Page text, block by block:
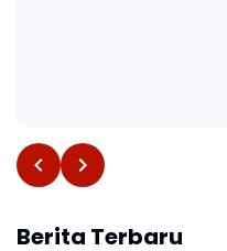
Berita Terbaru